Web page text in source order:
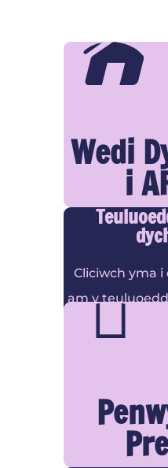

Wedi
i
Cliciwch yma
am y